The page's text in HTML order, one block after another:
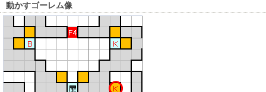
動かすゴーレム像